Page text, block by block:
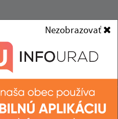
Nezobrazovať